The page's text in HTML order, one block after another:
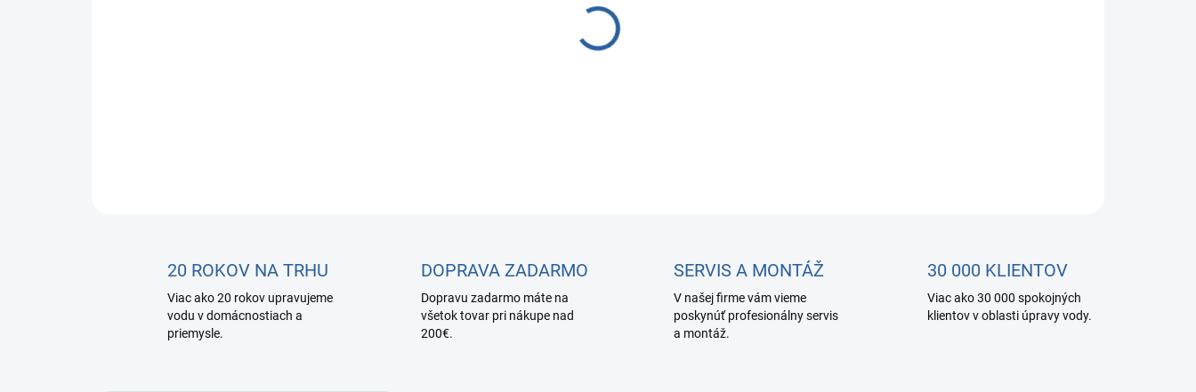
DETAILNÉ INFORMÁCIE
20 ROKOV NA TRHU
Viac ako 20 rokov upravujeme
vodu v domácnostiach a
priemysle.
DOPRAVA ZADARMO
Dopravu zadarmo máte na
všetok tovar pri nákupe nad
200€.
SERVIS A MONTÁŽ
V našej firme vám vieme
poskynúť profesionálny servis
a montáž.
30 000 KLIENTOV
Viac ako 30 000 spokojných
klientov v oblasti úpravy vody.